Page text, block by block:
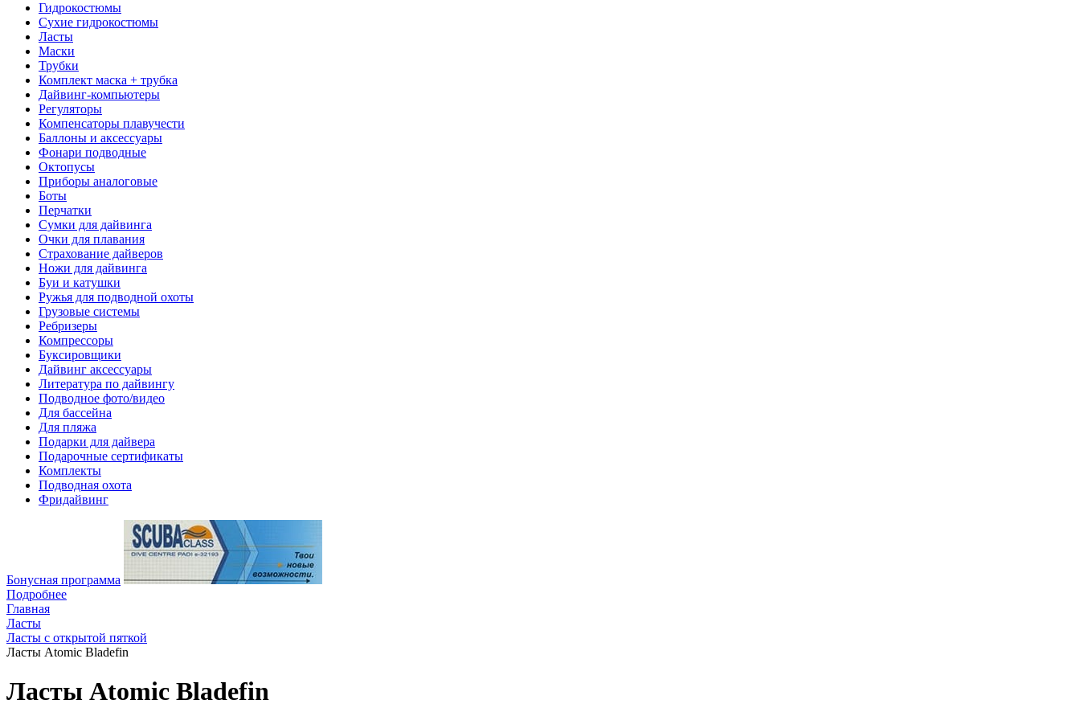
Гидрокостюмы
Сухие гидрокостюмы
Ласты
Маски
Трубки
Комплект маска + трубка
Дайвинг-компьютеры
Регуляторы
Компенсаторы плавучести
Баллоны и аксессуары
Фонари подводные
Октопусы
Приборы аналоговые
Боты
Перчатки
Сумки для дайвинга
Очки для плавания
Страхование дайверов
Ножи для дайвинга
Буи и катушки
Ружья для подводной охоты
Грузовые системы
Ребризеры
Компрессоры
Буксировщики
Дайвинг аксессуары
Литература по дайвингу
Подводное фото/видео
Для бассейна
Для пляжа
Подарки для дайвера
Подарочные сертификаты
Комплекты
Подводная охота
Фридайвинг
Бонусная программа
Подробнее
Главная
Ласты
Ласты с открытой пяткой
Ласты Atomic Bladefin
Ласты Atomic Bladefin